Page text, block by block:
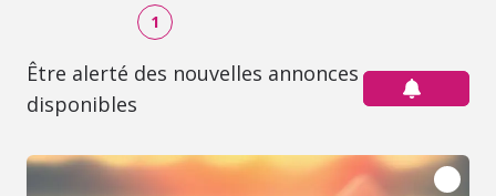
1
Être alerté des nouvelles annonces
disponibles